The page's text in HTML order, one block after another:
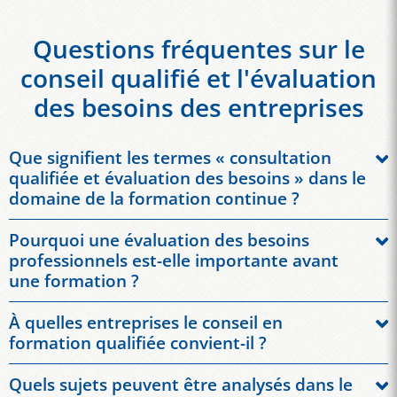
Questions fréquentes sur le
conseil qualifié et l'évaluation
des besoins des entreprises
Que signifient les termes « consultation
qualifiée et évaluation des besoins » dans le
domaine de la formation continue ?
Une consultation qualifiée et une évaluation des besoins
permettent d'analyser systématiquement les besoins
spécifiques de formation de votre entreprise. Cela implique
d'identifier les objectifs, les groupes cibles, les niveaux de
compétence linguistique, les défis et le contexte. Il en résulte
des solutions de formation sur mesure, et non des séminaires
Pourquoi une évaluation des besoins
professionnels est-elle importante avant
une formation ?
Sans une évaluation approfondie des besoins, les
programmes de formation sont souvent trop généraux. Une
analyse professionnelle garantit que le contenu, les méthodes
et les formats sont parfaitement adaptés à vos employés et
À quelles entreprises le conseil en
formation qualifiée convient-il ?
Le conseil en formation qualifié convient aux petites,
Quels sujets peuvent être analysés dans le